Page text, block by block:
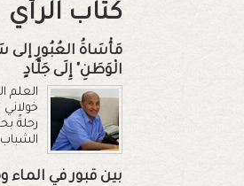
كتاب الرأي
مَأْسَاةُ العُبُورِ إلى
الْوَطَنِ" إِلَى جَلَّادٍ
العلم
رحلةً
الشباب
بين قبور في